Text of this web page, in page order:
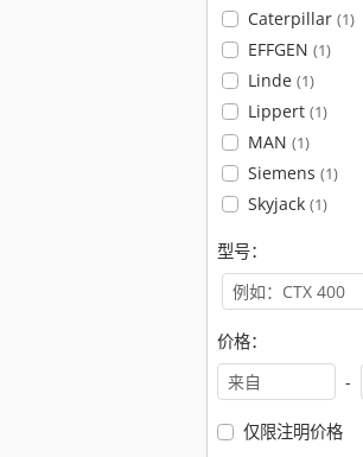
Caterpillar (1)
EFFGEN (1)
Linde (1)
Lippert (1)
MAN (1)
Siemens (1)
Skyjack (1)
型号：
价格：
-
仅限注明价格